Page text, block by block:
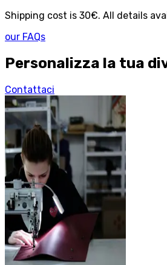
Shipping cost is 30€. All details
our FAQs
Personalizza la tua
Contattaci